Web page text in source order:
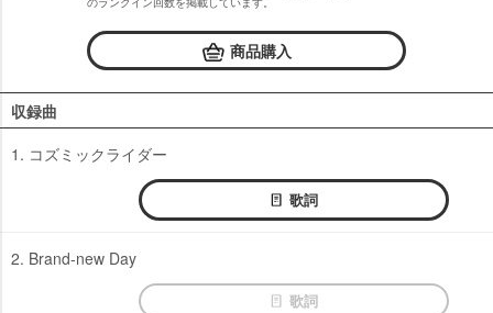
商品購入
収録曲
1. コズミックライダー
歌詞
2. Brand-new Day
歌詞